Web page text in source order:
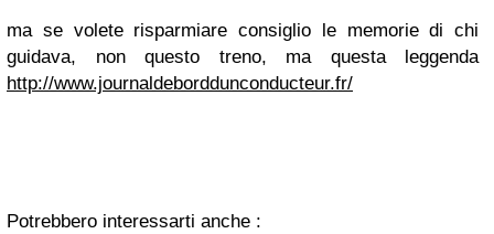
ma se volete risparmiare consiglio le memorie di chi
guidava, non questo treno, ma questa leggenda
http://www.journaldeborddunconducteur.fr/
Potrebbero interessarti anche :